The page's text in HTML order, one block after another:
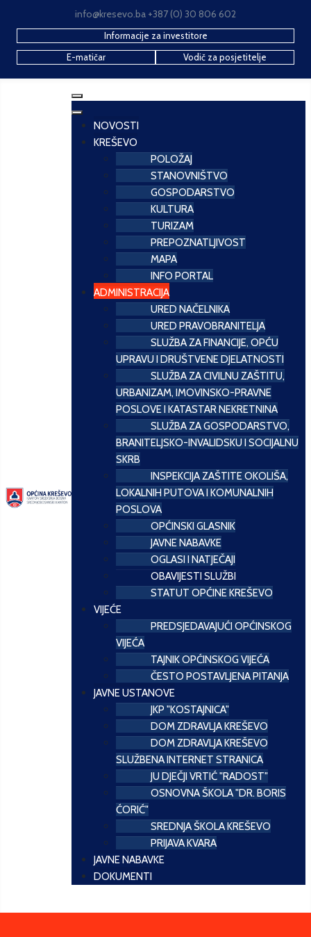
info@kresevo.ba +387 (0) 30 806 602
Informacije za investitore
E-matičar
Vodič za posjetitelje
NOVOSTI
KREŠEVO
POLOŽAJ
STANOVNIŠTVO
GOSPODARSTVO
KULTURA
TURIZAM
PREPOZNATLJIVOST
MAPA
INFO PORTAL
ADMINISTRACIJA
URED NAČELNIKA
URED PRAVOBRANITELJA
SLUŽBA ZA FINANCIJE, OPĆU
UPRAVU I DRUŠTVENE DJELATNOSTI
SLUŽBA ZA CIVILNU ZAŠTITU,
URBANIZAM, IMOVINSKO-PRAVNE
POSLOVE I KATASTAR NEKRETNINA
SLUŽBA ZA GOSPODARSTVO,
BRANITELJSKO-INVALIDSKU I SOCIJALNU
SKRB
INSPEKCIJA ZAŠTITE OKOLIŠA,
LOKALNIH PUTOVA I KOMUNALNIH
POSLOVA
OPĆINSKI GLASNIK
JAVNE NABAVKE
OGLASI I NATJEČAJI
OBAVIJESTI SLUŽBI
STATUT OPĆINE KREŠEVO
VIJEĆE
PREDSJEDAVAJUĆI OPĆINSKOG
VIJEĆA
TAJNIK OPĆINSKOG VIJEĆA
ČESTO POSTAVLJENA PITANJA
JAVNE USTANOVE
JKP "KOSTAJNICA"
DOM ZDRAVLJA KREŠEVO
DOM ZDRAVLJA KREŠEVO
SLUŽBENA INTERNET STRANICA
JU DJEČJI VRTIĆ "RADOST"
OSNOVNA ŠKOLA "DR. BORIS
ĆORIĆ"
SREDNJA ŠKOLA KREŠEVO
PRIJAVA KVARA
JAVNE NABAVKE
DOKUMENTI